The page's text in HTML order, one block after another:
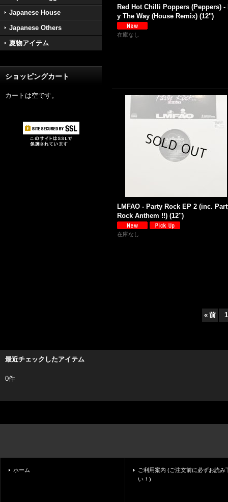
Japanese House
Japanese Others
夏物アイテム
ショッピングカート
カートは空です。
Red Hot Chilli Poppers (Peppers) -
y The Way (House Remix) (12'')
在庫なし
LMFAO - Party Rock EP 2 (inc.
Rock Anthem !!) (12'')
在庫なし
« 前 1
最近チェックしたアイテム
0件
ホーム
ご利用案内 (ご注文前に必ずお読み
い！)